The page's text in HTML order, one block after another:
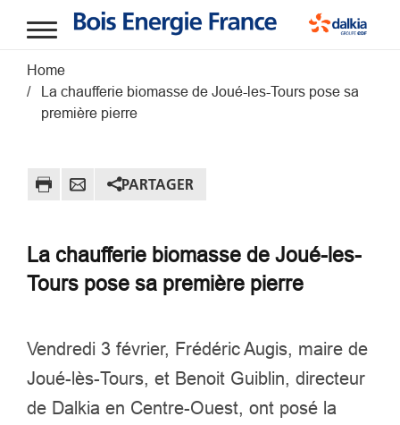
Aller au contenu principal
Fil d'Ariane
Home
La chaufferie biomasse de Joué-les-Tours pose sa
première pierre
PARTAGER
La chaufferie biomasse de Joué-les-
Tours pose sa première pierre
Vendredi 3 février, Frédéric Augis, maire de
Joué-lès-Tours, et Benoit Guiblin, directeur
de Dalkia en Centre-Ouest, ont posé la